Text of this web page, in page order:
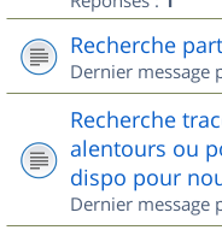
Recherche
Dernier message
Recherche
alentours ou
dispo pour
Dernier message